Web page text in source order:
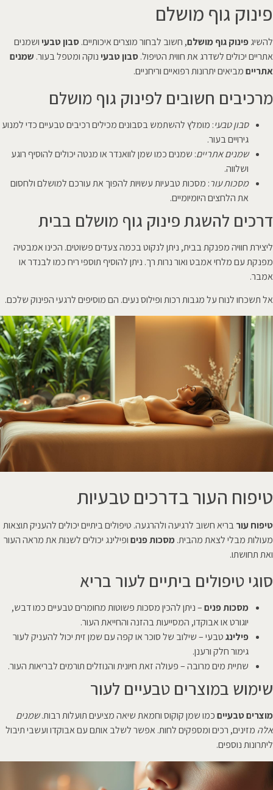
פינוק גוף מושלם
להשיגפינוק גוף מושלם, חשוב לבחור מוצרים איכותיים.סבון טבעי ושמנים
אתריים יכולים לשדרג את חווית הטיפול.סבון טבעי נוקה ומטפל בעור. שמנים
אתרייםמביאים יתרונות רפואיים וריחניים.
מרכיבים חשובים לפינוק גוף מושלם
סבון טבעי: מומלץ להשתמש בסבונים מכילים רכיבים טבעיים כדי למנוע
גירויים בעור.
שמנים אתריים: שמנים כמו שמן לוואנדר או מנטה יכולים להוסיף רוגע
ושלווה.
מסכות עור: מסכות טבעיות עשויות להפוך את עורכם למושלם ולחסום
את הלחצים היומיומיים.
דרכים להשגת פינוק גוף מושלם בבית
ליצירת חוויה מפנקת בבית, ניתן לנקוט בכמה צעדים פשוטים. הכינו אמבטיה
מפנקת עם מלחי אמבט ואור נרות רך. ניתן להוסיף תוספי ריח כמו לבנדר או
אמבר.
אל תשכחו לנוח על מגבות רכות ופילוס נעים. הם מוסיפים לרגעי הפינוק שלכם.
טיפוח העור בדרכים טבעיות
טיפוח עורבריא חשוב לרגיעה ולהרגעה. טיפולים ביתיים יכולים להעניק תוצאות
מעולות מבלי לצאת מהבית. מסכות פניםופילינג יכולים לשנות את מראה העור
ואת תחושתו.
סוגי טיפולים ביתיים לעור בריא
מסכות פנים– ניתן להכין מסכות פשוטות מחומרים טבעיים כמו דבש,
יוגורט או אבוקדו, המסייעות בהזנה והחייאת העור.
פילינגטבעי – שילוב של סוכר או קפה עם שמן זית יכול להעניק לעור
גימור חלק ורענן.
שתיית מים מרובה – פעולה זאת חיונית והנוזלים תורמים לבריאות העור.
שימוש במוצרים טבעיים לעור
מוצרים טבעייםכמו שמן קוקוס וחמאת שיאה מציעים תועלות רבות.שמנים
אלה מזינים, רכים ומספקים לחות. אפשר לשלב אותם עם אבוקדו ועשבי תיבול
ליתרונות נוספים.